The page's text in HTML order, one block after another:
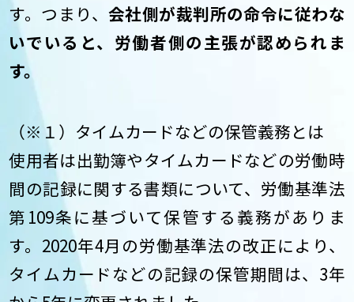
す。つまり、会社側が裁判所の命令に従わな
いでいると、労働者側の主張が認められま
す。
（※１）タイムカードなどの保管義務とは
使用者は出勤簿やタイムカードなどの労働時
間の記録に関する書類について、労働基準法
第109条に基づいて保管する義務がありま
す。2020年4月の労働基準法の改正により、
タイムカードなどの記録の保管期間は、3年